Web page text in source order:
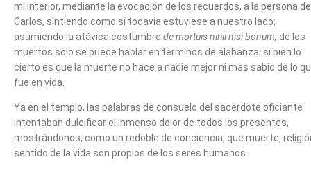
mi interior, mediante la evocación de los recuerdos, a la persona de
Carlos, sintiendo como si todavía estuviese a nuestro lado;
asumiendo la atávica costumbre de mortuis nihil nisi bonum, de los
muertos solo se puede hablar en términos de alabanza; si bien lo
cierto es que la muerte no hace a nadie mejor ni mas sabio de lo
fue en vida.
Ya en el templo, las palabras de consuelo del sacerdote oficiante
intentaban dulcificar el inmenso dolor de todos los presentes,
mostrándonos, como un redoble de conciencia, que muerte,
sentido de la vida son propios de los seres humanos.